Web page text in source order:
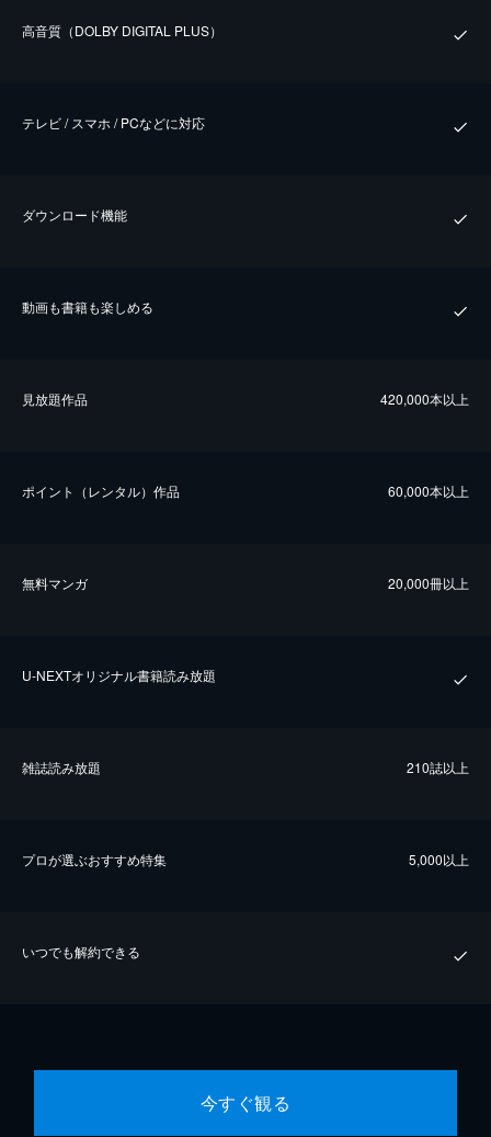
⾼⾳質（DOLBY DIGITAL PLUS）
テレビ / スマホ / PCなどに対応
ダウンロード機能
動画も書籍も楽しめる
⾒放題作品 420,000本以上
ポイント（レンタル）作品 60,000本以上
無料マンガ 20,000冊以上
U-NEXTオリジナル書籍読み放題
雑誌読み放題 210誌以上
プロが選ぶおすすめ特集 5,000以上
いつでも解約できる
今すぐ観る